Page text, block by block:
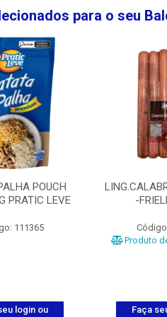
para o seu
POUCH
PRATIC LEVE
111365
login ou
-
Produto
Faça